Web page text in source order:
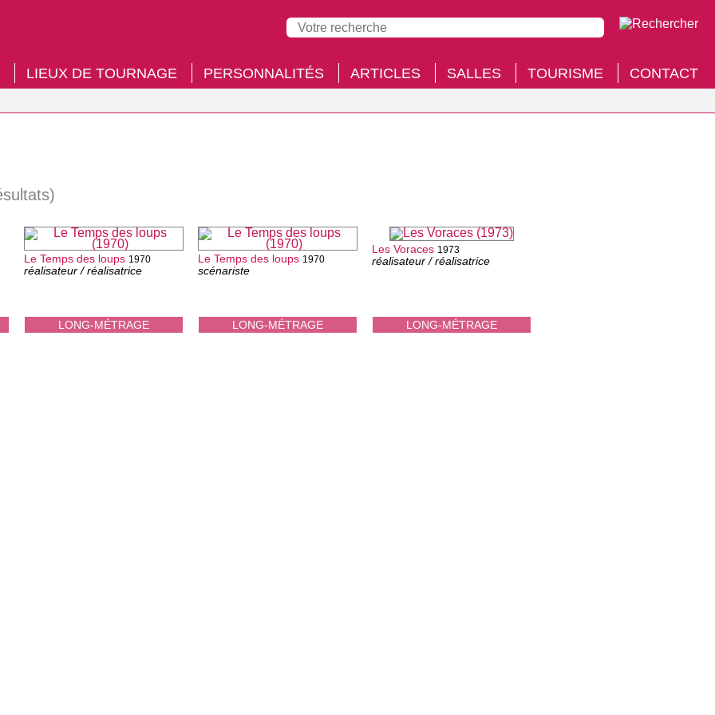
LIEUX DE TOURNAGE PERSONNALITÉS ARTICLES SALLES TOURISME CONTACT
LONG-MÉTRAGE
Le Temps des loups 1970
réalisateur / réalisatrice
LONG-MÉTRAGE
Le Temps des loups 1970
scénariste
LONG-MÉTRAGE
Les Voraces 1973
réalisateur / réalisatrice